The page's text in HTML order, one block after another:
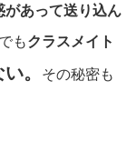
があって送り込ん
もクラスメイト
。
その秘密も